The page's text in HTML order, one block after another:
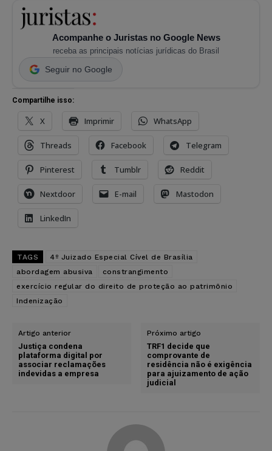
Acompanhe o Juristas no Google News
receba as principais notícias jurídicas do Brasil
Seguir no Google
Compartilhe isso:
X Imprimir WhatsApp
Threads Facebook Telegram
Pinterest Tumblr Reddit
Nextdoor E-mail Mastodon
LinkedIn
TAGS
4º Juizado Especial Cível de Brasília
abordagem abusiva
constrangimento
exercício regular do direito de proteção ao patrimônio
Indenização
Artigo anterior
Justiça condena
plataforma digital por
associar reclamações
indevidas a empresa
Próximo artigo
TRF1 decide que
comprovante de
residência não é exigência
para ajuizamento de ação
judicial